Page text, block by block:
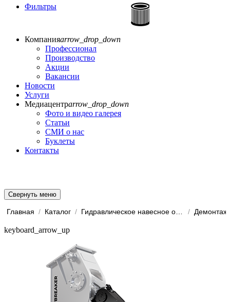
Фильтры
Компанияarrow_drop_down
Профессионал
Производство
Акции
Вакансии
Новости
Услуги
Медиацентрarrow_drop_down
Фото и видео галерея
Статьи
СМИ о нас
Буклеты
Контакты
Свернуть меню
Главная / Каталог / /
keyboard_arrow_up